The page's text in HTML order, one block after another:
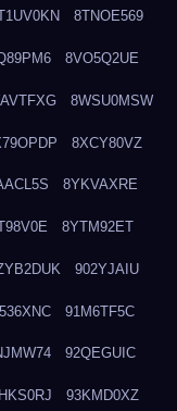
8TNOE569
8VO5Q2UE
8WSU0MSW
8XCY80VZ
8YKVAXRE
8YTM92ET
902YJAIU
91M6TF5C
92QEGUIC
93KMD0XZ